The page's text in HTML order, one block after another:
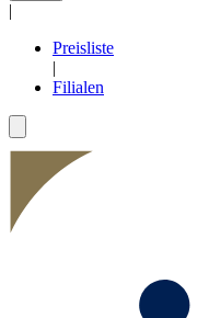
|
Preisliste
|
Filialen